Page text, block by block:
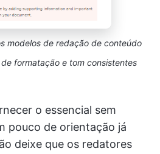
modelos de redação de conteúdo
formatação e tom consistentes
o essencial sem
pouco de orientação já
deixe que os redatores